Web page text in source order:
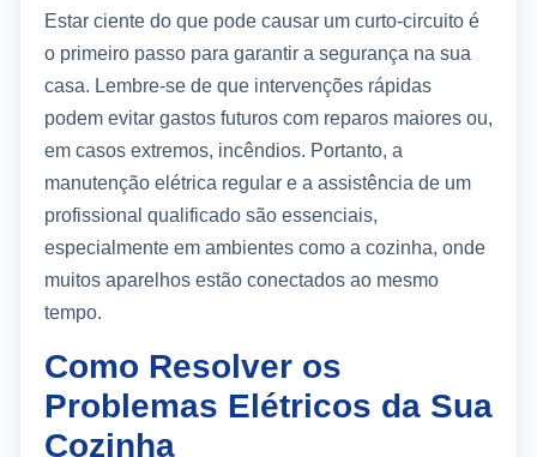
Estar ciente do que pode causar um curto-circuito é
o primeiro passo para garantir a segurança na sua
casa. Lembre-se de que intervenções rápidas
podem evitar gastos futuros com reparos maiores ou,
em casos extremos, incêndios. Portanto, a
manutenção elétrica regular e a assistência de um
profissional qualificado são essenciais,
especialmente em ambientes como a cozinha, onde
muitos aparelhos estão conectados ao mesmo
tempo.
Como Resolver os
Problemas Elétricos da Sua
Cozinha